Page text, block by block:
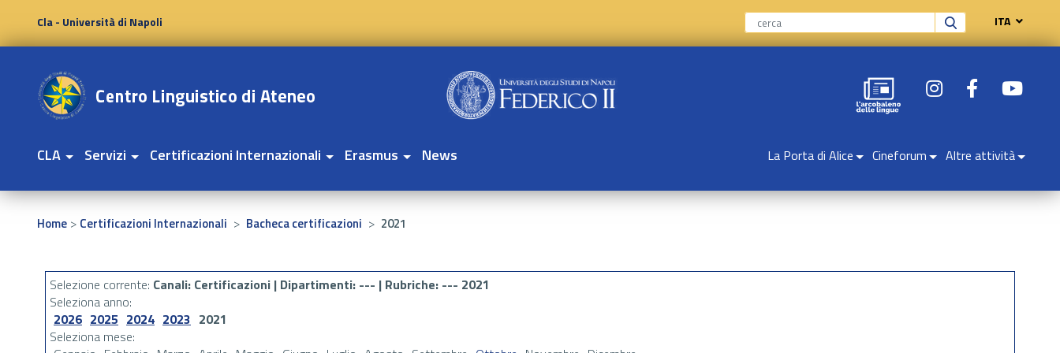
Cla - Università di Napoli ITA
CLA Servizi Certificazioni Internazionali Erasmus News La Porta di Alice Cineforum Altre attività
Home > Certificazioni Internazionali > Bacheca certificazioni > 2021
Selezione corrente: Canali: Certificazioni | Dipartimenti: --- | Rubriche: --- 2021
Seleziona anno:
2026 2025 2024 2023 2021
Seleziona mese: